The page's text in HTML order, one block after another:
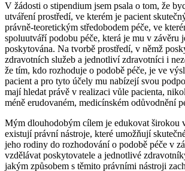
V žádosti o stipendium jsem psala o tom, že
utváření prostředí, ve kterém je pacient
právně-teoretickým středobodem péče, ve
spoluutváří podobu péče, která je mu v závěru
poskytována. Na tvorbě prostředí, v němž
zdravotních služeb a jednotliví zdravotníci i
že tím, kdo rozhoduje o podobě péče, je ve
pacient a pro tyto účely mu nabízejí svou
mají hledat právě v realizaci vůle pacienta,
méně erudovaném, medicínském odůvodnění
Mým dlouhodobým cílem je edukovat širokou
existují právní nástroje, které umožňují
jeho rodiny do rozhodování o podobě péče v
vzdělávat poskytovatele a jednotlivé
jakým způsobem s těmito právními nástroji